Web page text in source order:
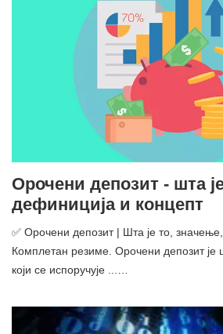
Орочени депозит - шта
дефиниција и концепт
✅ Орочени депозит | Шта је то,
Комплетан резиме. Орочени депозит је
који се испоручује ...…